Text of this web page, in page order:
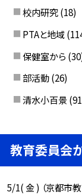
校内研究 (18)
PTAと地域
保健室から
部活動 (26)
清水小百景
教育委員会
5/1( 金 ) （京都市